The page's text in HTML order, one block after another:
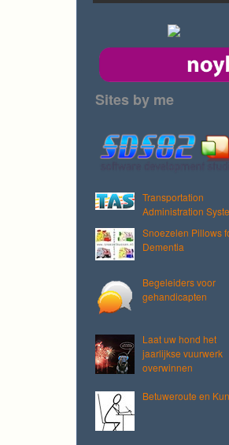
Sites by me
Transportation
Administration
Snoezelen Pillows
Dementia
Begeleiders voor
gehandicapten
Laat uw hond het
jaarlijkse vuurwerk
overwinnen
Betuweroute en